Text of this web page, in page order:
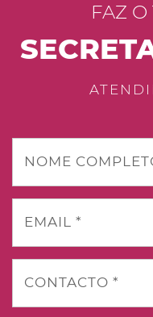
FAZ
NOME
EMAIL *
CONTACTO *